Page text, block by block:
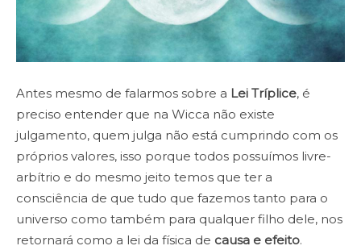
Antes mesmo de falarmos sobre a Lei Tríplice, é
preciso entender que na Wicca não existe
julgamento, quem julga não está cumprindo com os
próprios valores, isso porque todos possuímos livre-
arbítrio e do mesmo jeito temos que ter a
consciência de que tudo que fazemos tanto para o
universo como também para qualquer filho dele, nos
retornará como a lei da física de causa e efeito.